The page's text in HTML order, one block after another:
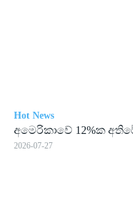
Hot News
අමෙ­රි­කාවේ 12%ක
2026-07-27